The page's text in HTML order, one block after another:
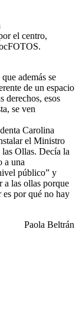
el centro,
además se
de un espacio
derechos, esos
se ven
Carolina
el Ministro
Ollas. Decía la
a una
público” y
a las ollas porque
es por qué no hay
Paola Beltrán